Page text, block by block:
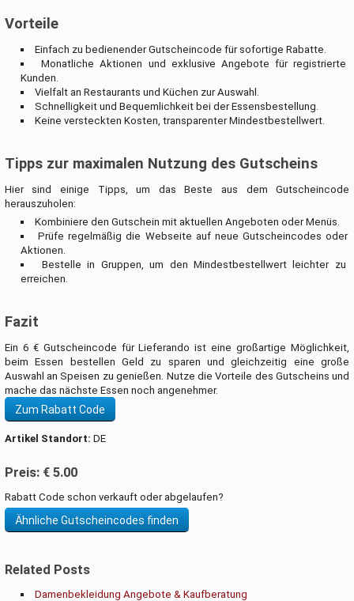
Vorteile
Einfach zu bedienender Gutscheincode für sofortige Rabatte.
Monatliche Aktionen und exklusive Angebote für registrierte
Kunden.
Vielfalt an Restaurants und Küchen zur Auswahl.
Schnelligkeit und Bequemlichkeit bei der Essensbestellung.
Keine versteckten Kosten, transparenter Mindestbestellwert.
Tipps zur maximalen Nutzung des Gutscheins
Hier sind einige Tipps, um das Beste aus dem Gutscheincode
herauszuholen:
Kombiniere den Gutschein mit aktuellen Angeboten oder Menüs.
Prüfe regelmäßig die Webseite auf neue Gutscheincodes oder
Aktionen.
Bestelle in Gruppen, um den Mindestbestellwert leichter zu
erreichen.
Fazit
Ein 6 € Gutscheincode für Lieferando ist eine großartige Möglichkeit,
beim Essen bestellen Geld zu sparen und gleichzeitig eine große
Auswahl an Speisen zu genießen. Nutze die Vorteile des Gutscheins und
mache das nächste Essen noch angenehmer.
Zum Rabatt Code
Artikel Standort: DE
Preis: € 5.00
Rabatt Code schon verkauft oder abgelaufen?
Ähnliche Gutscheincodes finden
Related Posts
Damenbekleidung Angebote & Kaufberatung